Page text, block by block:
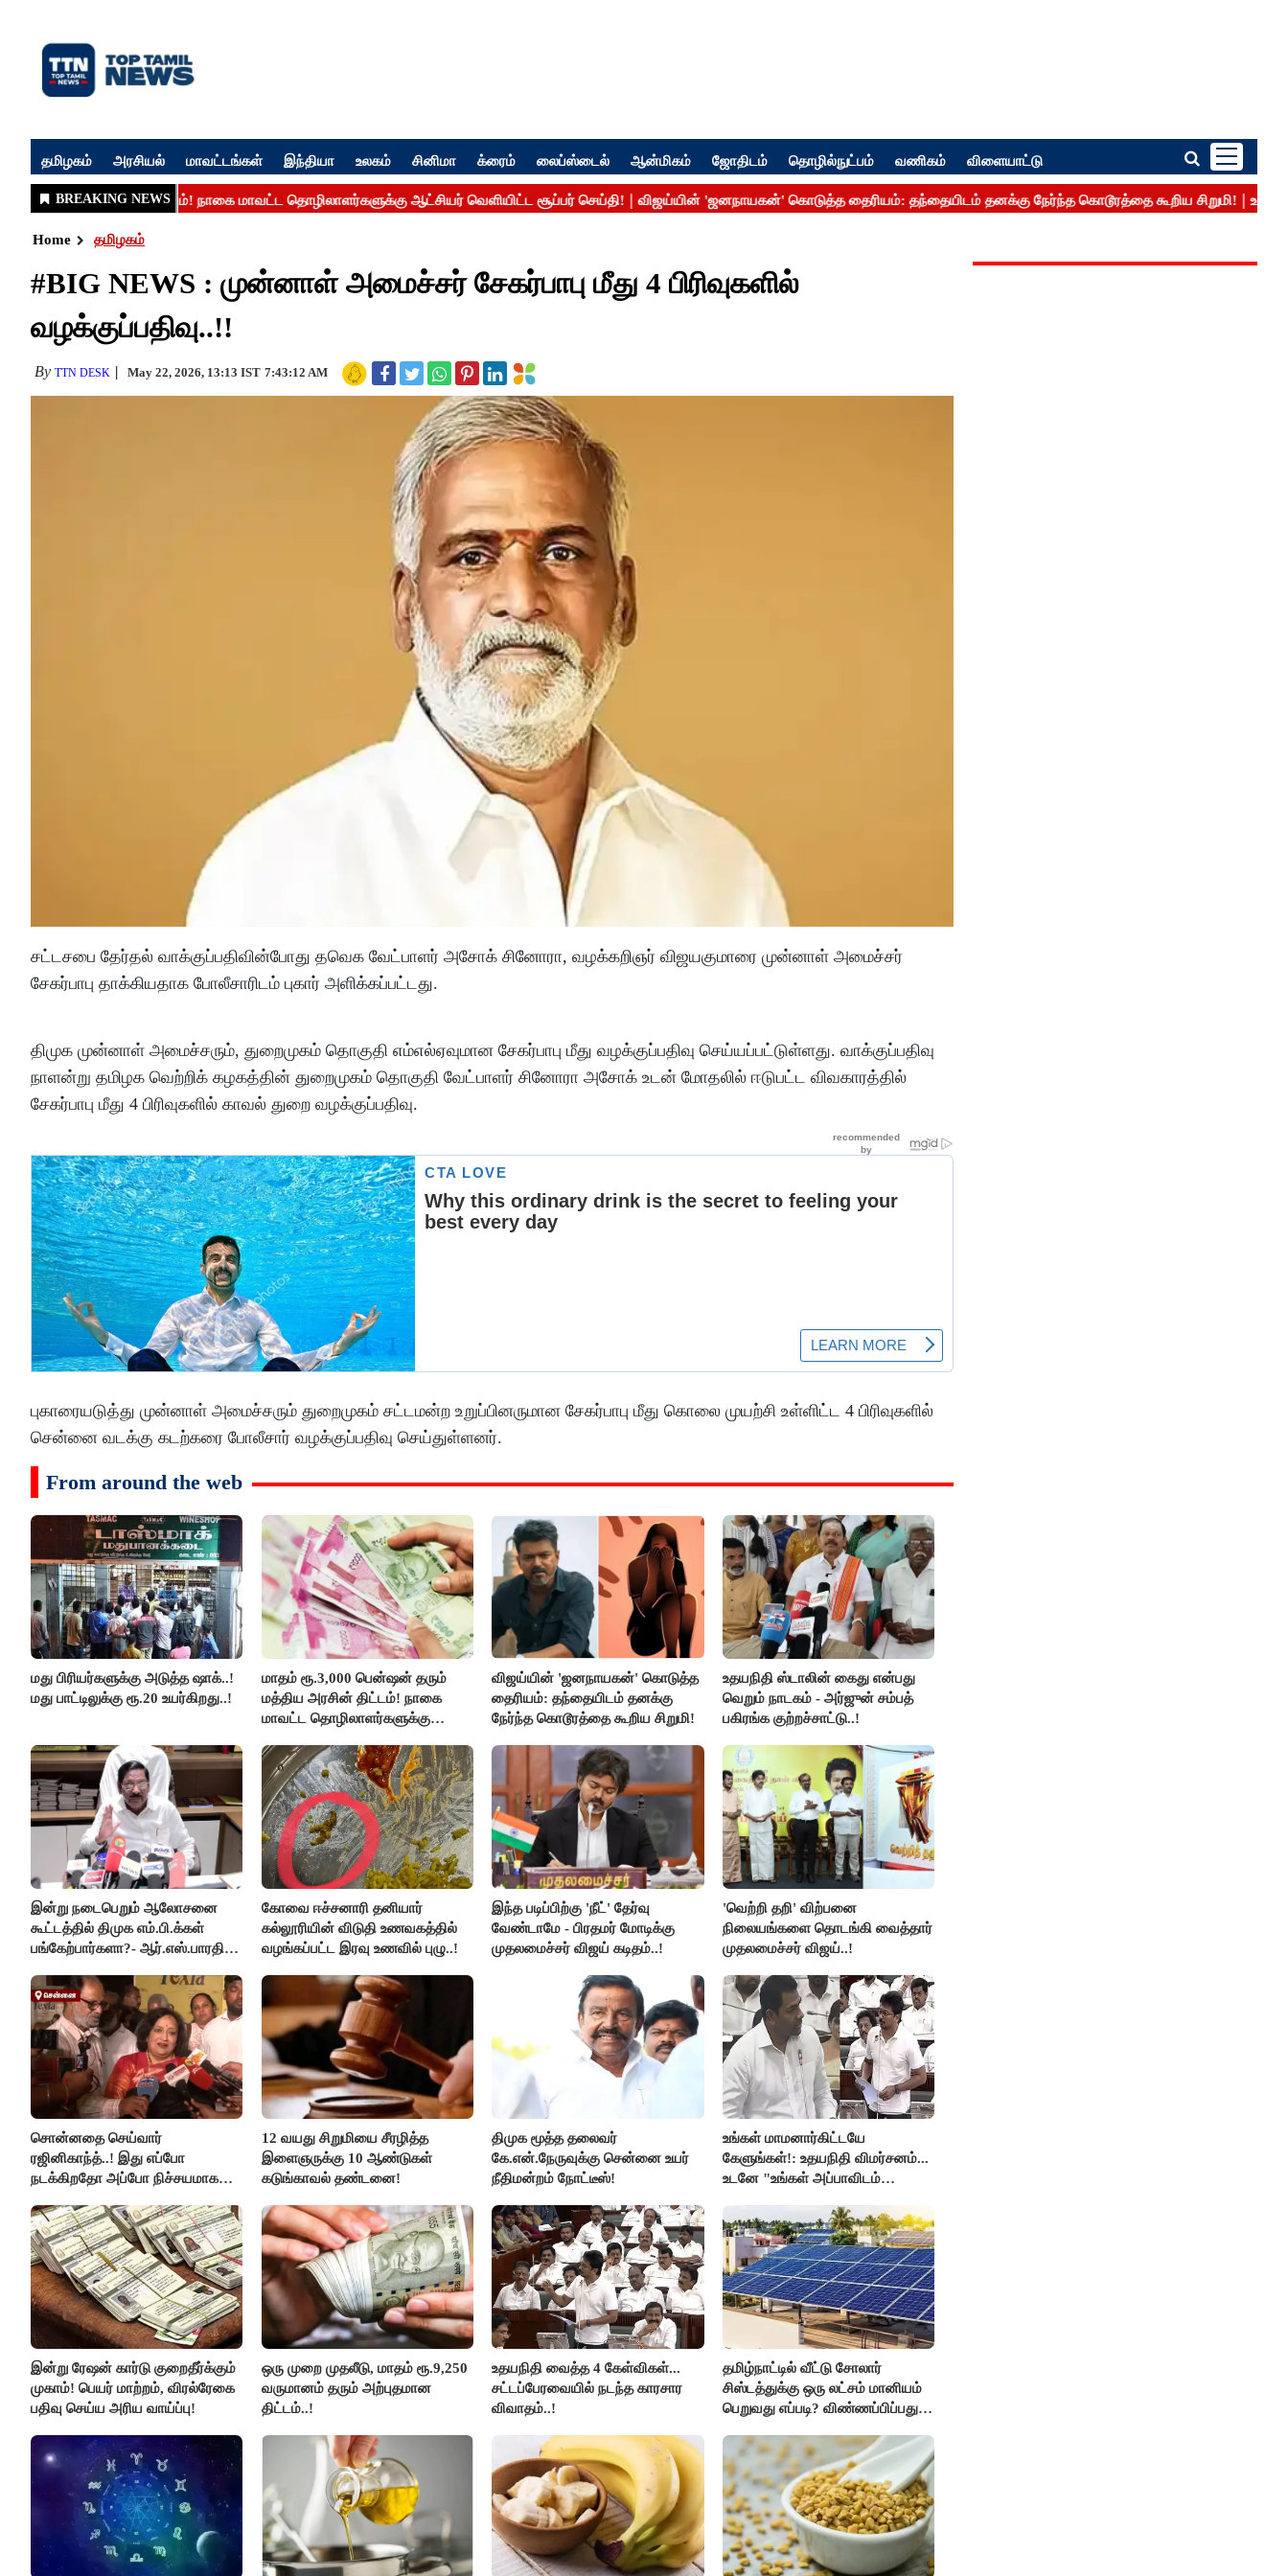
தமிழகம் அரசியல் மாவட்டங்கள் இந்தியா உலகம் சினிமா க்ரைம் லைப்ஸ்டைல் ஆன்மிகம் ஜோதிடம் தொழில்நுட்பம் வணிகம் விளையாட்டு
Home தமிழகம்
#BIG NEWS : முன்னாள் அமைச்சர் சேகர்பாபு மீது 4 பிரிவுகளில்
வழக்குப்பதிவு..!!
By TTN DESK May 22, 2026, 13:13 IST 7:43:12 AM
சட்டசபை தேர்தல் வாக்குப்பதிவின்போது தவெக வேட்பாளர் அசோக் சினோரா, வழக்கறிஞர் விஜயகுமாரை முன்னாள் அமைச்சர்
சேகர்பாபு தாக்கியதாக போலீசாரிடம் புகார் அளிக்கப்பட்டது.
திமுக முன்னாள் அமைச்சரும், துறைமுகம் தொகுதி எம்எல்ஏவுமான சேகர்பாபு மீது வழக்குப்பதிவு செய்யப்பட்டுள்ளது. வாக்குப்பதிவு
நாளன்று தமிழக வெற்றிக் கழகத்தின் துறைமுகம் தொகுதி வேட்பாளர் சினோரா அசோக் உடன் மோதலில் ஈடுபட்ட விவகாரத்தில்
சேகர்பாபு மீது 4 பிரிவுகளில் காவல் துறை வழக்குப்பதிவு.
புகாரையடுத்து முன்னாள் அமைச்சரும் துறைமுகம் சட்டமன்ற உறுப்பினருமான சேகர்பாபு மீது கொலை முயற்சி உள்ளிட்ட 4 பிரிவுகளில்
சென்னை வடக்கு கடற்கரை போலீசார் வழக்குப்பதிவு செய்துள்ளனர்.
From around the web
மது பிரியர்களுக்கு அடுத்த ஷாக்..!
மது பாட்டிலுக்கு ரூ.20 உயர்கிறது..!
மாதம் ரூ.3,000 பென்ஷன் தரும்
மத்திய அரசின் திட்டம்! நாகை
மாவட்ட தொழிலாளர்களுக்கு
செய்தி!
விஜய்யின் 'ஜனநாயகன்' கொடுத்த
தைரியம்: தந்தையிடம் தனக்கு
நேர்ந்த கொடூரத்தை கூறிய சிறுமி!
உதயநிதி ஸ்டாலின் கைது என்பது
வெறும் நாடகம் - அர்ஜுன் சம்பத்
பகிரங்க குற்றச்சாட்டு..!
இன்று நடைபெறும் ஆலோசனை
கூட்டத்தில் திமுக எம்.பி.க்கள்
பங்கேற்பார்களா?- ஆர்.எஸ்.பாரதி
கோவை ஈச்சனாரி தனியார்
கல்லூரியின் விடுதி உணவகத்தில்
வழங்கப்பட்ட இரவு உணவில் புழு..!
இந்த படிப்பிற்கு 'நீட்' தேர்வு
வேண்டாமே - பிரதமர் மோடிக்கு
முதலமைச்சர் விஜய் கடிதம்..!
'வெற்றி தறி' விற்பனை
நிலையங்களை தொடங்கி வைத்தார்
முதலமைச்சர் விஜய்..!
சொன்னதை செய்வார்
ரஜினிகாந்த்..! இது எப்போ
நடக்கிறதோ அப்போ நிச்சயமாக
ரஜினிகாந்த்..!
12 வயது சிறுமியை சீரழித்த
இளைஞருக்கு 10 ஆண்டுகள்
கடுங்காவல் தண்டனை!
திமுக மூத்த தலைவர்
கே.என்.நேருவுக்கு சென்னை உயர்
நீதிமன்றம் நோட்டீஸ்!
உங்கள் மாமனார்கிட்டயே
கேளுங்கள்!: உதயநிதி விமர்சனம்...
உடனே "உங்கள் அப்பாவிடம்
பதிலடி!
இன்று ரேஷன் கார்டு குறைதீர்க்கும்
முகாம்! பெயர் மாற்றம், விரல்ரேகை
பதிவு செய்ய அரிய வாய்ப்பு!
ஒரு முறை முதலீடு, மாதம் ரூ.9,250
வருமானம் தரும் அற்புதமான
திட்டம்..!
உதயநிதி வைத்த 4 கேள்விகள்...
சட்டப்பேரவையில் நடந்த காரசார
விவாதம்..!
தமிழ்நாட்டில் வீட்டு சோலார்
சிஸ்டத்துக்கு ஒரு லட்சம் மானியம்
பெறுவது எப்படி? விண்ணப்பிப்பது